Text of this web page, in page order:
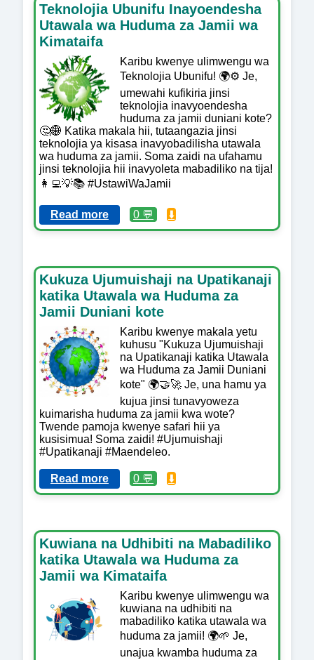
Teknolojia Ubunifu Inayoendesha
Utawala wa Huduma za Jamii wa
Kimataifa
Karibu kwenye ulimwengu wa
Teknolojia Ubunifu! 🌍⚙️ Je,
umewahi kufikiria jinsi
teknolojia inavyoendesha
huduma za jamii duniani kote?
🤔🌐 Katika makala hii, tutaangazia jinsi
teknolojia ya kisasa inavyobadilisha utawala
wa huduma za jamii. Soma zaidi na ufahamu
jinsi teknolojia hii inavyoleta mabadiliko na tija!
👩‍💻💡📚 #UstawiWaJamii
Read more 0 💬 ⬇️
Kukuza Ujumuishaji na Upatikanaji
katika Utawala wa Huduma za
Jamii Duniani kote
Karibu kwenye makala yetu
kuhusu "Kukuza Ujumuishaji
na Upatikanaji katika Utawala
wa Huduma za Jamii Duniani
kote" 🌍🤝🚀 Je, una hamu ya
kujua jinsi tunavyoweza
kuimarisha huduma za jamii kwa wote?
Twende pamoja kwenye safari hii ya
kusisimua! Soma zaidi! #Ujumuishaji
#Upatikanaji #Maendeleo.
Read more 0 💬 ⬇️
Kuwiana na Udhibiti na Mabadiliko
katika Utawala wa Huduma za
Jamii wa Kimataifa
Karibu kwenye ulimwengu wa
kuwiana na udhibiti na
mabadiliko katika utawala wa
huduma za jamii! 🌍🌱 Je,
unajua kwamba huduma za